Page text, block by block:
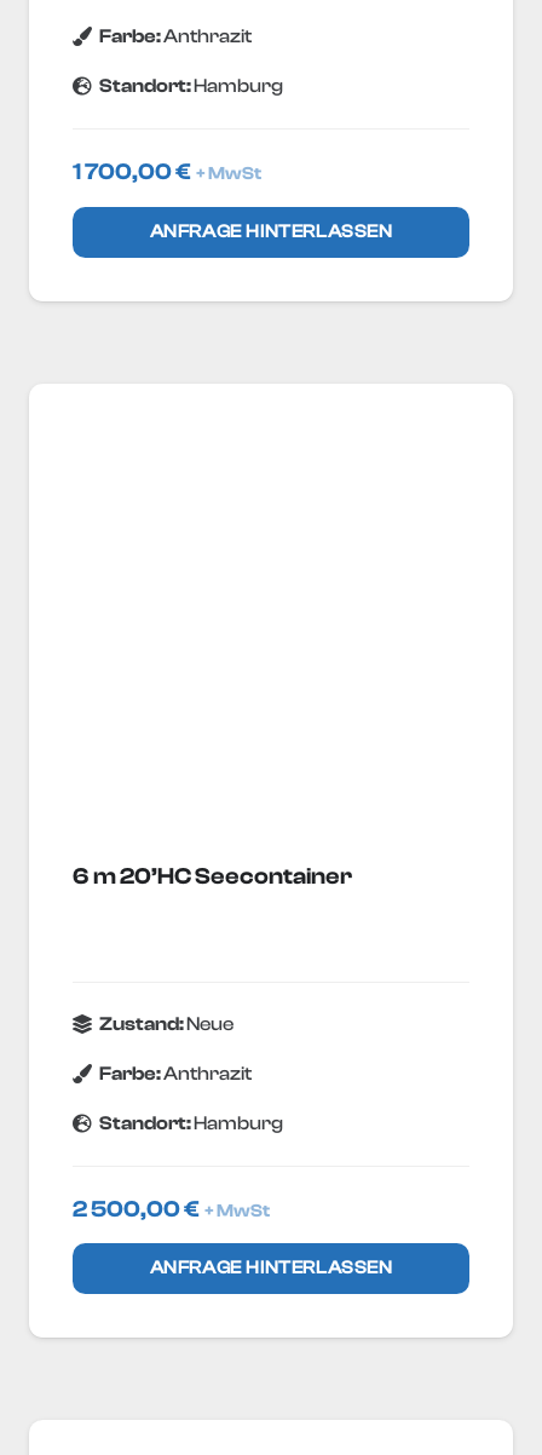
Farbe:Anthrazit
Standort:Hamburg
1 700,00€ + MwSt
ANFRAGE HINTERLASSEN
6 m 20’HC Seecontainer
Zustand:Neue
Farbe:Anthrazit
Standort:Hamburg
2 500,00€ + MwSt
ANFRAGE HINTERLASSEN